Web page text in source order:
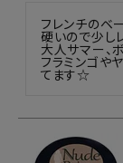
フレンチのベ
硬いので少し
大人サマー、
フラミンゴや
てます☆